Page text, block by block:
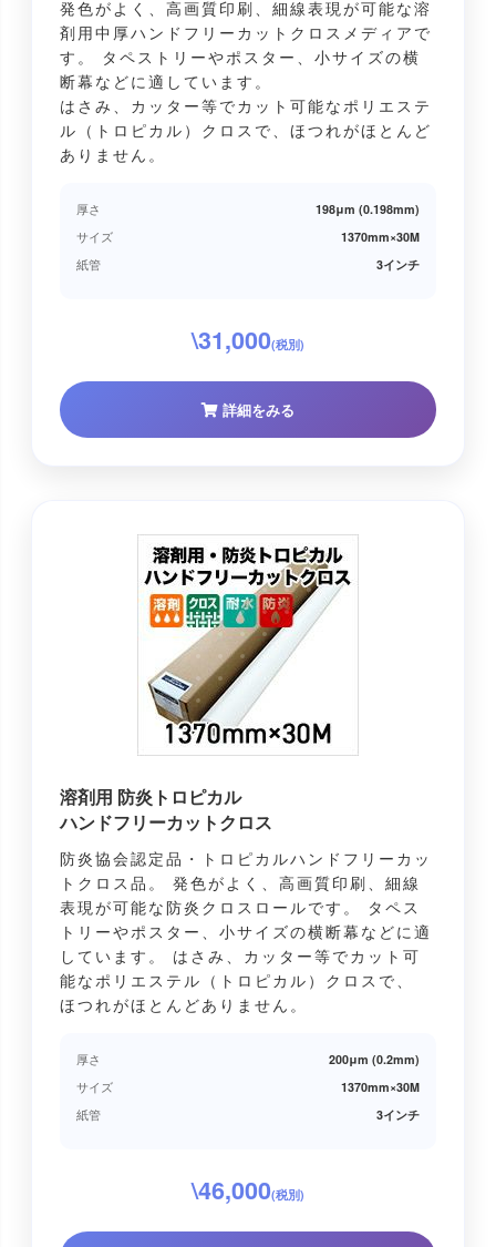
発色がよく、高画質印刷、細線表現が可能な溶
剤用中厚ハンドフリーカットクロスメディアで
す。 タペストリーやポスター、小サイズの横
断幕などに適しています。
はさみ、カッター等でカット可能なポリエステ
ル（トロピカル）クロスで、ほつれがほとんど
ありません。
厚さ
198μm (0.198mm)
サイズ
1370mm×30M
紙管
3インチ
\31,000(税別)
詳細をみる
溶剤用 防炎トロピカル
ハンドフリーカットクロス
防炎協会認定品・トロピカルハンドフリーカッ
トクロス品。 発色がよく、高画質印刷、細線
表現が可能な防炎クロスロールです。 タペス
トリーやポスター、小サイズの横断幕などに適
しています。 はさみ、カッター等でカット可
能なポリエステル（トロピカル）クロスで、
ほつれがほとんどありません。
厚さ
200μm (0.2mm)
サイズ
1370mm×30M
紙管
3インチ
\46,000(税別)